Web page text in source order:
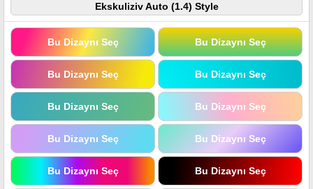
Ekskuliziv Auto (1.4) Style
Bu Dizaynı Seç Bu Dizaynı Seç
Bu Dizaynı Seç Bu Dizaynı Seç
Bu Dizaynı Seç Bu Dizaynı Seç
Bu Dizaynı Seç Bu Dizaynı Seç
Bu Dizaynı Seç Bu Dizaynı Seç